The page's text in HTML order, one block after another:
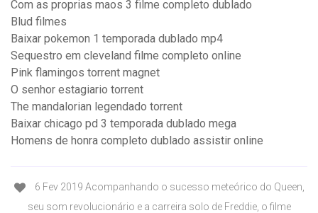
Com as proprias maos 3 filme completo dublado
Blud filmes
Baixar pokemon 1 temporada dublado mp4
Sequestro em cleveland filme completo online
Pink flamingos torrent magnet
O senhor estagiario torrent
The mandalorian legendado torrent
Baixar chicago pd 3 temporada dublado mega
Homens de honra completo dublado assistir online
6 Fev 2019 Acompanhando o sucesso meteórico do Queen,
seu som revolucionário e a carreira solo de Freddie, o filme